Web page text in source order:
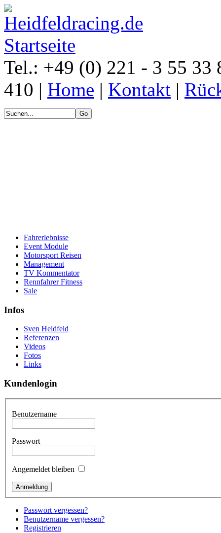
Tel.: +49 (0) 221 - 3 55 33
410 | Home | Kontakt |
Fahrerlebnisse
Event Module
Motorsport Reisen
Management
TV Kommentator
Rennfahrer Fitness
Sale
Infos
Sven Heidfeld
Referenzen
Videos
Fotos
Links
Kundenlogin
Benutzername
Passwort
Angemeldet bleiben
Passwort vergessen?
Benutzername vergessen?
Registrieren